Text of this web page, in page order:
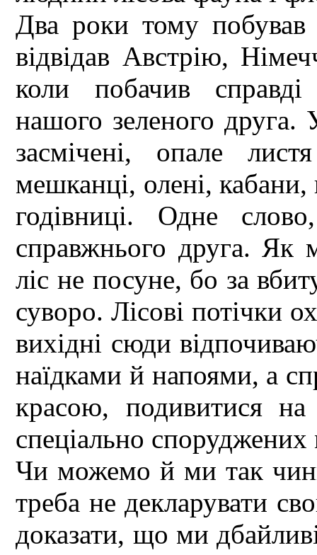
Два роки тому побував
відвідав Австрію,
коли побачив
нашого зеленого друга.
засмічені, опале
мешканці, олені, кабани,
годівниці. Одне
справжнього друга. Як
ліс не посуне, бо за
суворо. Лісові потічки
вихідні сюди
наїдками й напоями, а
красою, подивитися на
спеціально споруджених
Чи можемо й ми так
треба не декларувати
доказати, що ми